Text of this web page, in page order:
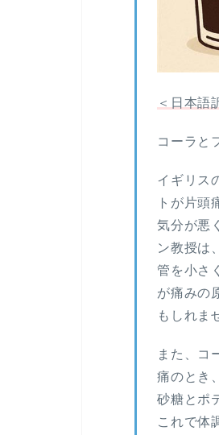
＜日本語
コーラと
イギリス
トが片頭
気分が悪
ン教授は
管を小さ
が痛みの
もしれま
また、コ
痛のとき
砂糖とポ
これで体